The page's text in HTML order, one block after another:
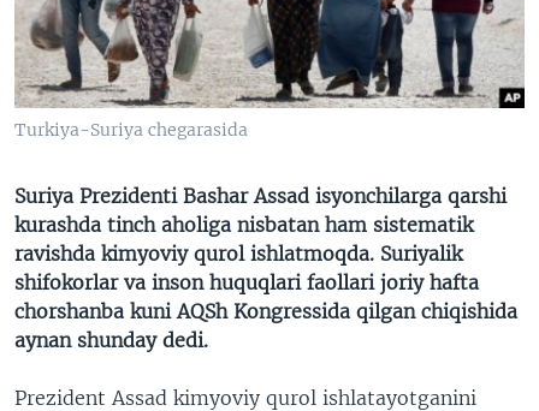
VIDEO
XABARLAR SURATLARDA
ODNOKLASSNIKI
TELEGRAM
TWITTER
Turkiya-Suriya chegarasida
Suriya Prezidenti Bashar Assad isyonchilarga qarshi
kurashda tinch aholiga nisbatan ham sistematik
ravishda kimyoviy qurol ishlatmoqda. Suriyalik
shifokorlar va inson huquqlari faollari joriy hafta
chorshanba kuni AQSh Kongressida qilgan chiqishida
aynan shunday dedi.
Prezident Assad kimyoviy qurol ishlatayotganini